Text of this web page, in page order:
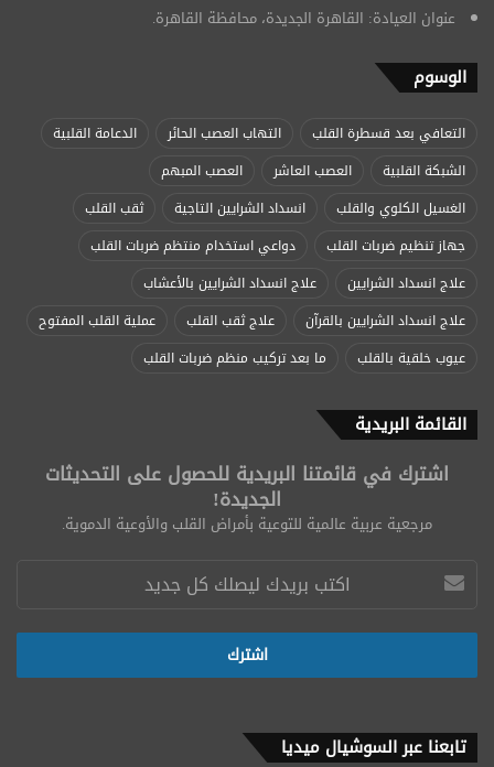
عنوان العيادة: القاهرة الجديدة، محافظة القاهرة.
الوسوم
التعافي بعد قسطرة القلب التهاب العصب الحائر
الدعامة القلبية
الشبكة القلبية
العصب العاشر
العصب المبهم
الغسيل الكلوي والقلب
انسداد الشرايين التاجية
ثقب القلب
جهاز تنظيم ضربات القلب
دواعي استخدام منتظم ضربات القلب
علاج انسداد الشرايين
علاج انسداد الشرايين بالأعشاب
علاج انسداد الشرايين بالقرآن
علاج ثقب القلب
عملية القلب المفتوح
عيوب خلقية بالقلب
ما بعد تركيب منظم ضربات القلب
القائمة البريدية
اشترك في قائمتنا البريدية للحصول على التحديثات
الجديدة!
مرجعية عربية عالمية للتوعية بأمراض القلب والأوعية الدموية.
تابعنا عبر السوشيال ميديا